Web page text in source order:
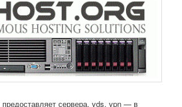
сервера, vds, vpn — в